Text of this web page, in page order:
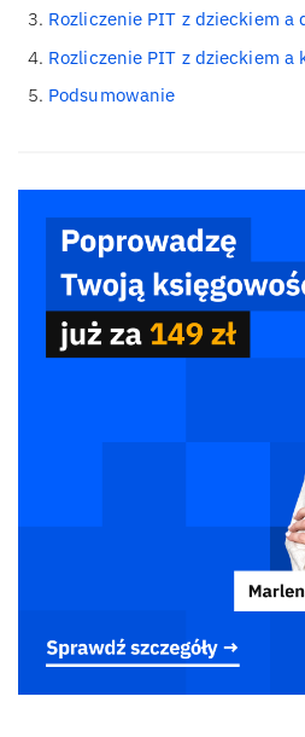
Rozliczenie PIT z dzieckiem a
Rozliczenie PIT z dzieckiem a
Podsumowanie